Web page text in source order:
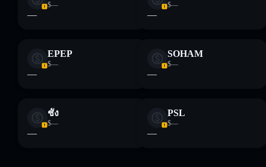
$—
—
$—
—
EPEP
$—
—
SOHAM
$—
—
ชั้ง
$—
—
PSL
$—
—